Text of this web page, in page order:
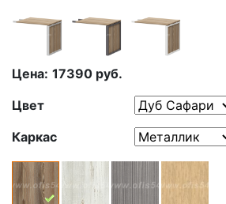
Цена: 17390 руб.
Цвет
Каркас